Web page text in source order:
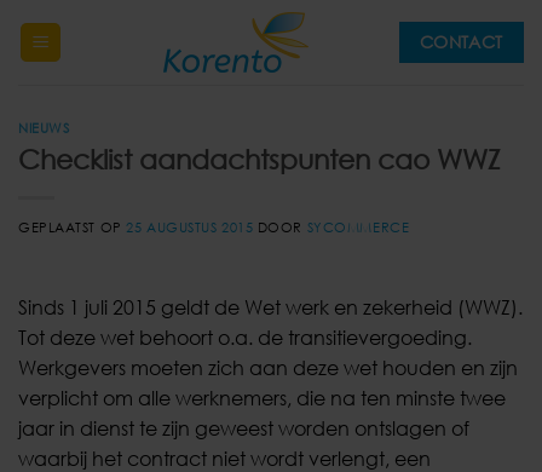
naar
CONTACT
NIEUWS
Checklist aandachtspunten cao WWZ
GEPLAATST OP25 AUGUSTUS 2015 DOOR SYCOMMERCE
Sinds 1 juli 2015 geldt de Wet werk en zekerheid (WWZ).
Tot deze wet behoort o.a. de transitievergoeding.
Werkgevers moeten zich aan deze wet houden en zijn
verplicht om alle werknemers, die na ten minste twee
jaar in dienst te zijn geweest worden ontslagen of
waarbij het contract niet wordt verlengt, een